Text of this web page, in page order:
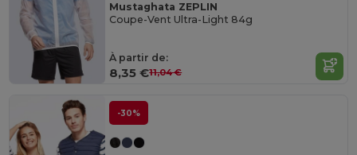
Mustaghata ZEPLIN
Coupe-Vent Ultra-Light 84g
À partir de:
8,35 €11,04 €
-30%